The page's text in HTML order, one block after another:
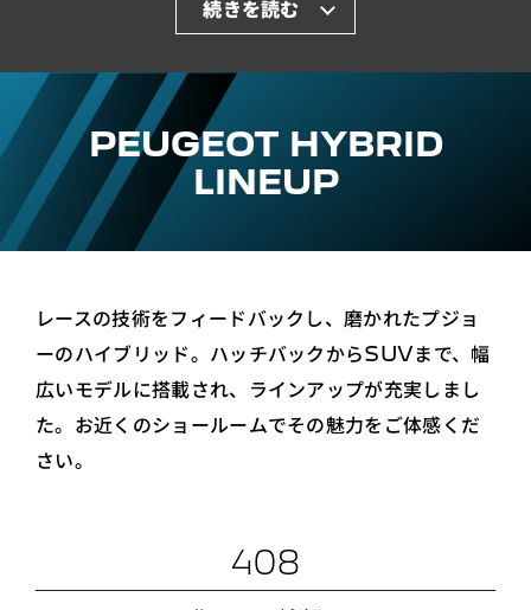
PEUGEOT HYBRID
LINEUP
レースの技術をフィードバックし、磨かれたプジョ
ーのハイブリッド。 ハッチバックからSUVまで、幅
広いモデルに搭載され、ラインアップが充実しまし
た。 お近くのショールームでその魅力をご体感くだ
さい。
408